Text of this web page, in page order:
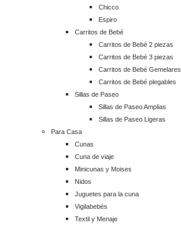
Chicco
Espiro
Carritos de Bebé
Carritos de Bebé 2 piezas
Carritos de Bebé 3 piezas
Carritos de Bebé Gemelares
Carritos de Bebé plegables
Sillas de Paseo
Sillas de Paseo Amplias
Sillas de Paseo Ligeras
Para Casa
Cunas
Cuna de viaje
Minicunas y Moises
Nidos
Juguetes para la cuna
Vigilabebés
Textil y Menaje